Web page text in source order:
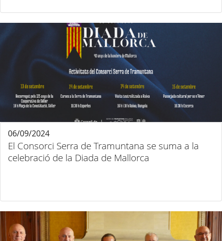
El Consorci Serra de Tramuntana se suma a la
celebració de la Diada de Mallorca
06/09/2024